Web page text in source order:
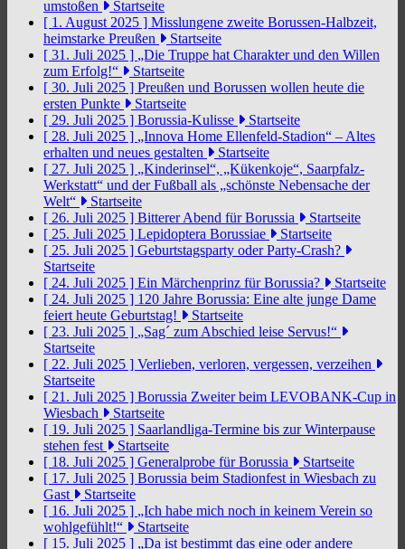
umstoßen
Startseite
[ 1. August 2025 ] Misslungene zweite Borussen-Halbzeit,
heimstarke Preußen
Startseite
[ 31. Juli 2025 ] „Die Truppe hat Charakter und den Willen
zum Erfolg!“
Startseite
[ 30. Juli 2025 ] Preußen und Borussen wollen heute die
ersten Punkte
Startseite
[ 29. Juli 2025 ] Borussia-Kulisse
Startseite
[ 28. Juli 2025 ] „Innova Home Ellenfeld-Stadion“ – Altes
erhalten und neues gestalten
Startseite
[ 27. Juli 2025 ] „Kinderinsel“, „Kükenkoje“, Saarpfalz-
Werkstatt“ und der Fußball als „schönste Nebensache der
Welt“
Startseite
[ 26. Juli 2025 ] Bitterer Abend für Borussia
Startseite
[ 25. Juli 2025 ] Lepidoptera Borussiae
Startseite
[ 25. Juli 2025 ] Geburtstagsparty oder Party-Crash?
Startseite
[ 24. Juli 2025 ] Ein Märchenprinz für Borussia?
Startseite
[ 24. Juli 2025 ] 120 Jahre Borussia: Eine alte junge Dame
feiert heute Geburtstag!
Startseite
[ 23. Juli 2025 ] „Sag´ zum Abschied leise Servus!“
Startseite
[ 22. Juli 2025 ] Verlieben, verloren, vergessen, verzeihen
Startseite
[ 21. Juli 2025 ] Borussia Zweiter beim LEVOBANK-Cup in
Wiesbach
Startseite
[ 19. Juli 2025 ] Saarlandliga-Termine bis zur Winterpause
stehen fest
Startseite
[ 18. Juli 2025 ] Generalprobe für Borussia
Startseite
[ 17. Juli 2025 ] Borussia beim Stadionfest in Wiesbach zu
Gast
Startseite
[ 16. Juli 2025 ] „Ich habe mich noch in keinem Verein so
wohlgefühlt!“
Startseite
[ 15. Juli 2025 ] „Da ist bestimmt das eine oder andere